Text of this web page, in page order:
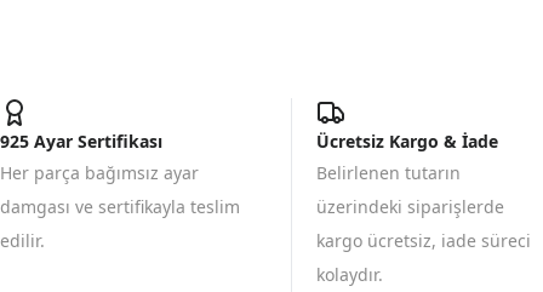
925 Ayar Sertifikası
Her parça bağımsız ayar
damgası ve sertifikayla teslim
edilir.
Ücretsiz Kargo & İade
Belirlenen tutarın
üzerindeki siparişlerde
kargo ücretsiz, iade süreci
kolaydır.